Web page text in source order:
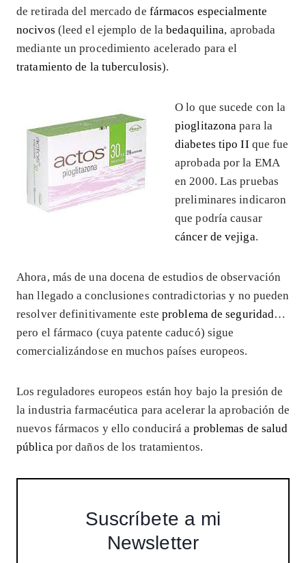
de retirada del mercado de fármacos especialmente
nocivos (leed el ejemplo de labedaquilina, aprobada
mediante un procedimiento acelerado para el
tratamiento de la tuberculosis).
O lo que sucede con la
pioglitazona para la
diabetes tipo II que fue
aprobada por la EMA
en 2000. Las pruebas
preliminares indicaron
que podría causar
cáncer de vejiga.
Ahora, más de una docena de estudios de observación
han llegado a conclusiones contradictorias y no pueden
resolver definitivamente esteproblema de seguridad…
pero el fármaco (cuya patente caducó) sigue
comercializándose en muchos países europeos.
Los reguladores europeos están hoy bajo la presión de
la industria farmacéutica para acelerar la aprobación de
nuevos fármacos y ello conducirá a problemas de salud
pública por daños de los tratamientos.
Suscríbete a mi
Newsletter